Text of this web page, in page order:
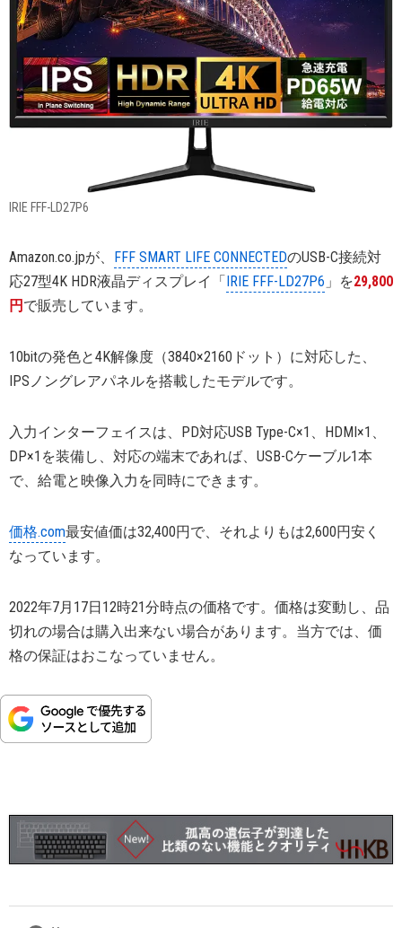
IRIE FFF-LD27P6
Amazon.co.jpが、 FFF SMART LIFE CONNECTEDのUSB-C接続対
応27型4K HDR液晶ディスプレイ「
IRIE FFF-LD27P6 」を29,800
円 で販売しています。
10bitの発色と4K解像度（3840×2160ドット）に対応した、
IPSノングレアパネルを搭載したモデルです。
入力インターフェイスは、PD対応USB Type-C×1、HDMI×1、
DP×1を装備し、対応の端末であれば、USB-Cケーブル1本
で、給電と映像入力を同時にできます。
価格.com最安値価は32,400円で、それよりもは2,600円安く
なっています。
2022年7月17日12時21分時点の価格です。価格は変動し、品
切れの場合は購入出来ない場合があります。当方では、価
格の保証はおこなっていません。